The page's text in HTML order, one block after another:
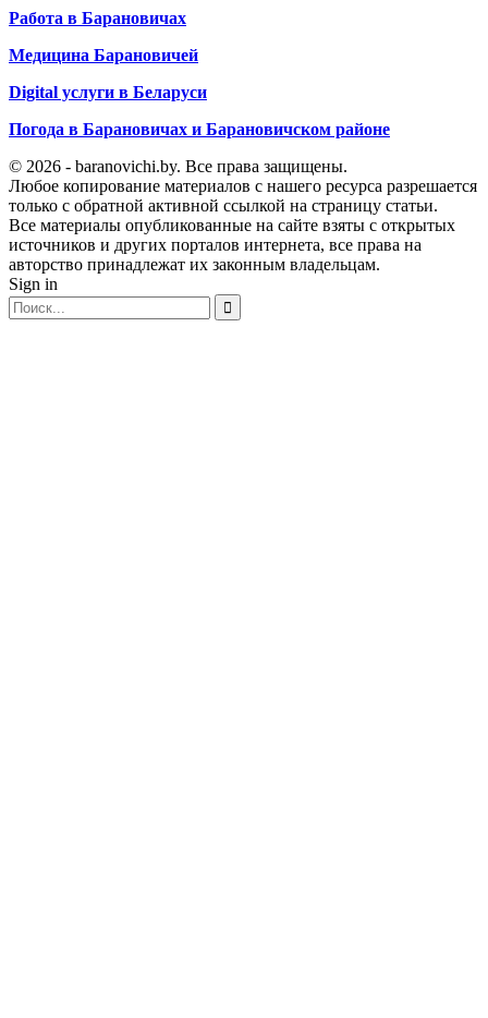
Работа в Барановичах
Медицина Барановичей
Digital услуги в Беларуси
Погода в Барановичах и Барановичском районе
© 2026 - baranovichi.by. Все права защищены.
Любое копирование материалов с нашего ресурса разрешается
только с обратной активной ссылкой на страницу статьи.
Все материалы опубликованные на сайте взяты с открытых
источников и других порталов интернета, все права на
авторство принадлежат их законным владельцам.
Sign in